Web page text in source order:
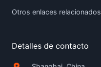
Otros enlaces relacionados
Detalles de contacto